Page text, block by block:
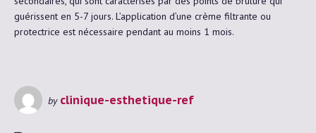
guérissent en 5-7 jours. L’application d’une crème filtrante ou
protectrice est nécessaire pendant au moins 1 mois.
by clinique-esthetique-ref